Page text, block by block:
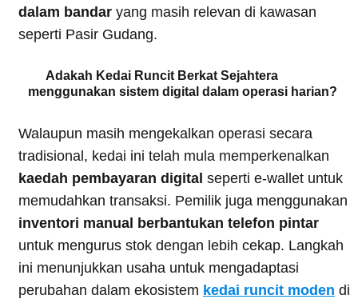
dalam bandar yang masih relevan di kawasan
seperti Pasir Gudang.
Adakah Kedai Runcit Berkat Sejahtera
menggunakan sistem digital dalam operasi harian?
Walaupun masih mengekalkan operasi secara
tradisional, kedai ini telah mula memperkenalkan
kaedah pembayaran digital seperti e-wallet untuk
memudahkan transaksi. Pemilik juga menggunakan
inventori manual berbantukan telefon pintar
untuk mengurus stok dengan lebih cekap. Langkah
ini menunjukkan usaha untuk mengadaptasi
perubahan dalam ekosistem kedai runcit moden di